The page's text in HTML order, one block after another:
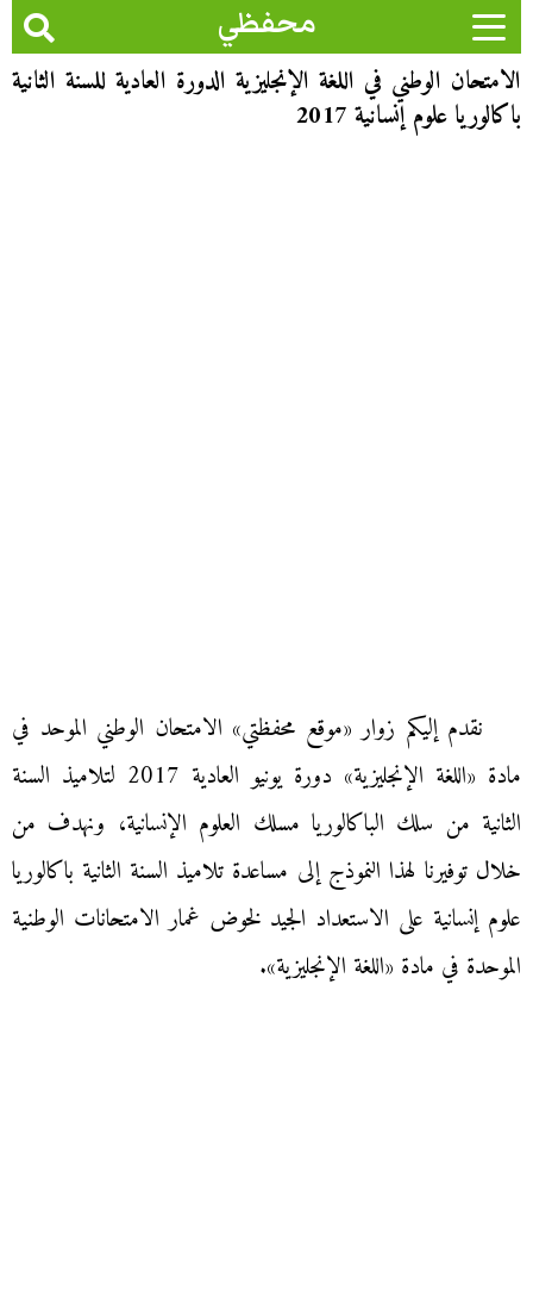
محفظي
الامتحان الوطني في اللغة الإنجليزية الدورة العادية للسنة الثانية
باكالوريا علوم إنسانية 2017
نقدم إليكم زوار «موقع محفظتي» الامتحان الوطني الموحد في
مادة «اللغة الإنجليزية» دورة يونيو العادية 2017 لتلاميذ السنة
الثانية من سلك الباكالوريا مسلك العلوم الإنسانية، ونهدف من
خلال توفيرنا لهذا النموذج إلى مساعدة تلاميذ السنة الثانية باكالوريا
علوم إنسانية على الاستعداد الجيد لخوض غمار الامتحانات الوطنية
الموحدة في مادة «اللغة الإنجليزية».